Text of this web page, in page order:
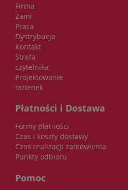
Firma
Zami
Praca
Dystrybucja
Kontakt
Strefa
czytelnika
Projektowanie
łazienek
Płatności i Dostawa
Formy płatności
Czas i koszty dostawy
Czas realizacji zamówienia
Punkty odbioru
Pomoc